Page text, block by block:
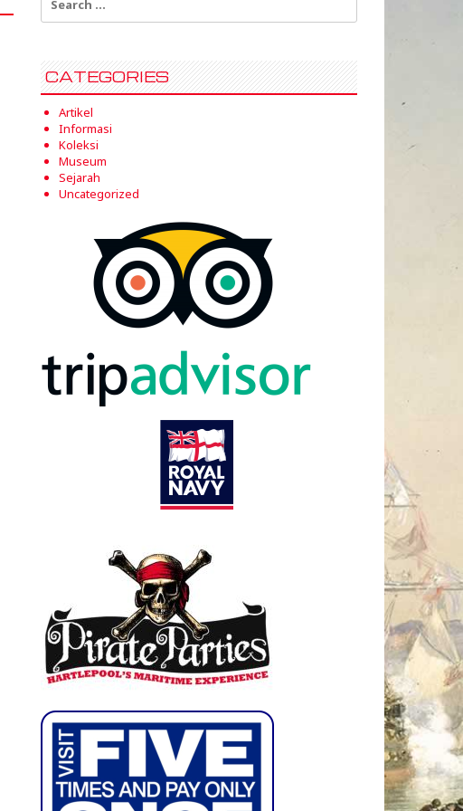
for:
CATEGORIES
Artikel
Informasi
Koleksi
Museum
Sejarah
Uncategorized